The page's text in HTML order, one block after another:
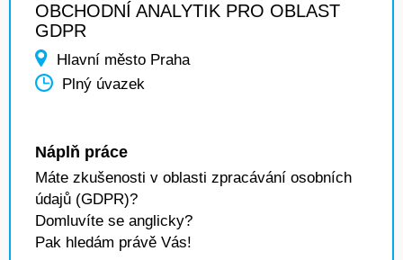
OBCHODNÍ ANALYTIK PRO OBLAST
GDPR
Hlavní město Praha
Plný úvazek
Náplň práce
Máte zkušenosti v oblasti zpracávání osobních
údajů (GDPR)?
Domluvíte se anglicky?
Pak hledám právě Vás!